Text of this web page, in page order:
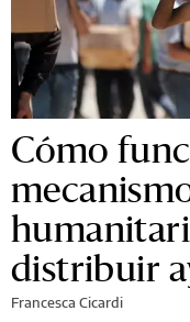
Cómo
distribuir
Francesca Cicardi